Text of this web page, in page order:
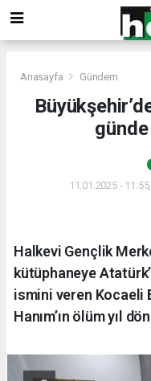
Anasayfa Gündem
günde
11.01.2025 -
Halkevi Gençlik
kütüphaneye
ismini veren Kocaeli
Hanım’ın ölüm yıl